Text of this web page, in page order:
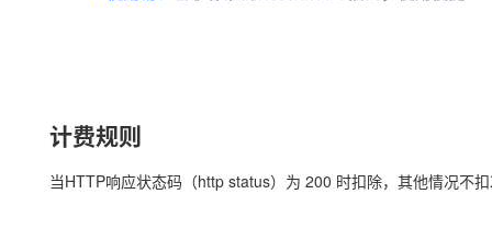
计费规则
当HTTP响应状态码（http status）为 200 时扣除，其他情况不